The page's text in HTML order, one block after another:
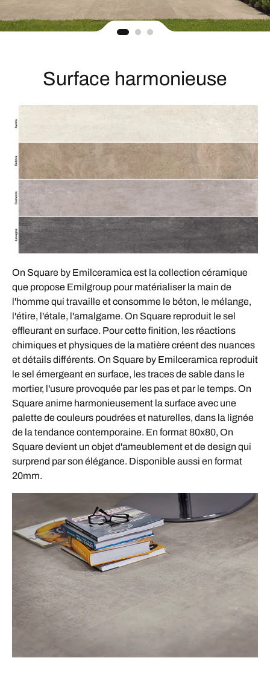
Surface harmonieuse
On Square by Emilceramica est la collection céramique
que propose Emilgroup pour matérialiser la main de
l'homme qui travaille et consomme le béton, le mélange,
l'étire, l'étale, l'amalgame. On Square reproduit le sel
effleurant en surface. Pour cette finition, les réactions
chimiques et physiques de la matière créent des nuances
et détails différents. On Square by Emilceramica reproduit
le sel émergeant en surface, les traces de sable dans le
mortier, l'usure provoquée par les pas et par le temps. On
Square anime harmonieusement la surface avec une
palette de couleurs poudrées et naturelles, dans la lignée
de la tendance contemporaine. En format 80x80, On
Square devient un objet d'ameublement et de design qui
surprend par son élégance. Disponible aussi en format
20mm.